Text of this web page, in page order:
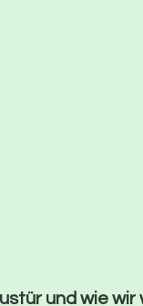
und wie